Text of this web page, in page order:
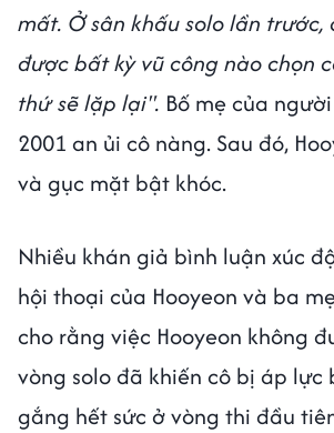
mất. Ở sân khấu solo lần trước,
được bất kỳ vũ công nào chọn
thứ sẽ lặp lại". Bố mẹ của
2001 an ủi cô nàng. Sau đó,
và gục mặt bật khóc.
Nhiều khán giả bình luận xúc
hội thoại của Hooyeon và ba
cho rằng việc Hooyeon không
vòng solo đã khiến cô bị áp lực
gắng hết sức ở vòng thi đầu